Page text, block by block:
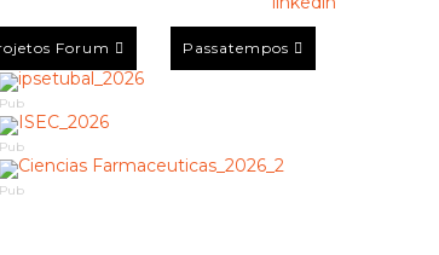
Forum Passatempos
Pub
Pub
Pub